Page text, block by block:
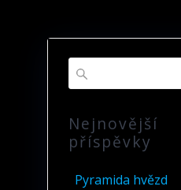
Nejnovější
příspěvky
Pyramida hvězd